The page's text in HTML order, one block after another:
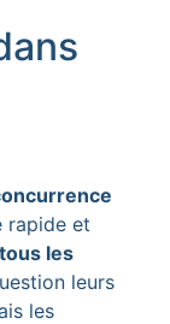
rapide et
tous les
leurs
les